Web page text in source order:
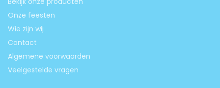
Onze feesten
Wie zijn wij
Contact
Algemene voorwaarden
Veelgestelde vragen